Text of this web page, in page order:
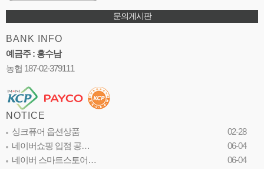
문의게시판
BANK INFO
예금주 : 홍수남
농협 187-02-379111
NOTICE
싱크퓨어 옵션상품
02-28
네이버쇼핑 입점 공…
06-04
네이버 스마트스토어…
06-04